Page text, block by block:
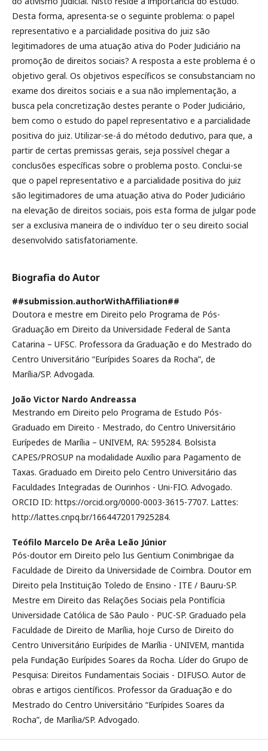
Desta forma, apresenta-se o seguinte problema: o papel
representativo e a parcialidade positiva do juiz são
legitimadores de uma atuação ativa do Poder Judiciário na
promoção de direitos sociais? A resposta a este problema é o
objetivo geral. Os objetivos específicos se consubstanciam no
exame dos direitos sociais e a sua não implementação, a
busca pela concretização destes perante o Poder Judiciário,
bem como o estudo do papel representativo e a parcialidade
positiva do juiz. Utilizar-se-á do método dedutivo, para que, a
partir de certas premissas gerais, seja possível chegar a
conclusões específicas sobre o problema posto. Conclui-se
que o papel representativo e a parcialidade positiva do juiz
são legitimadores de uma atuação ativa do Poder Judiciário
na elevação de direitos sociais, pois esta forma de julgar pode
ser a exclusiva maneira de o indivíduo ter o seu direito social
desenvolvido satisfatoriamente.
Biografia do Autor
##submission.authorWithAffiliation##
Doutora e mestre em Direito pelo Programa de Pós-
Graduação em Direito da Universidade Federal de Santa
Catarina – UFSC. Professora da Graduação e do Mestrado do
Centro Universitário “Eurípides Soares da Rocha”, de
Marília/SP. Advogada.
João Victor Nardo Andreassa
Mestrando em Direito pelo Programa de Estudo Pós-
Graduado em Direito - Mestrado, do Centro Universitário
Eurípedes de Marília – UNIVEM, RA: 595284. Bolsista
CAPES/PROSUP na modalidade Auxílio para Pagamento de
Taxas. Graduado em Direito pelo Centro Universitário das
Faculdades Integradas de Ourinhos - Uni-FIO. Advogado.
ORCID ID: https://orcid.org/0000-0003-3615-7707. Lattes:
http://lattes.cnpq.br/1664472017925284.
Teófilo Marcelo De Arêa Leão Júnior
Pós-doutor em Direito pelo Ius Gentium Conimbrigae da
Faculdade de Direito da Universidade de Coimbra. Doutor em
Direito pela Instituição Toledo de Ensino - ITE / Bauru-SP.
Mestre em Direito das Relações Sociais pela Pontifícia
Universidade Católica de São Paulo - PUC-SP. Graduado pela
Faculdade de Direito de Marília, hoje Curso de Direito do
Centro Universitário Eurípides de Marília - UNIVEM, mantida
pela Fundação Eurípides Soares da Rocha. Líder do Grupo de
Pesquisa: Direitos Fundamentais Sociais - DIFUSO. Autor de
obras e artigos científicos. Professor da Graduação e do
Mestrado do Centro Universitário “Eurípides Soares da
Rocha”, de Marília/SP. Advogado.